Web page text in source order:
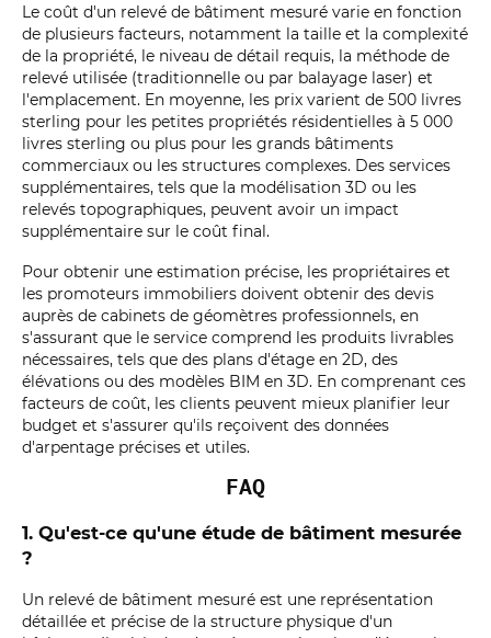
Le coût d'un relevé de bâtiment mesuré varie en fonction
de plusieurs facteurs, notamment la taille et la complexité
de la propriété, le niveau de détail requis, la méthode de
relevé utilisée (traditionnelle ou par balayage laser) et
l'emplacement. En moyenne, les prix varient de 500 livres
sterling pour les petites propriétés résidentielles à 5 000
livres sterling ou plus pour les grands bâtiments
commerciaux ou les structures complexes. Des services
supplémentaires, tels que la modélisation 3D ou les
relevés topographiques, peuvent avoir un impact
supplémentaire sur le coût final.
Pour obtenir une estimation précise, les propriétaires et
les promoteurs immobiliers doivent obtenir des devis
auprès de cabinets de géomètres professionnels, en
s'assurant que le service comprend les produits livrables
nécessaires, tels que des plans d'étage en 2D, des
élévations ou des modèles BIM en 3D. En comprenant ces
facteurs de coût, les clients peuvent mieux planifier leur
budget et s'assurer qu'ils reçoivent des données
d'arpentage précises et utiles.
FAQ
1. Qu'est-ce qu'une étude de bâtiment mesurée
?
Un relevé de bâtiment mesuré est une représentation
détaillée et précise de la structure physique d'un